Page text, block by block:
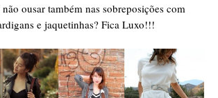
ousar também nas sobreposições com
e jaquetinhas? Fica Luxo!!!